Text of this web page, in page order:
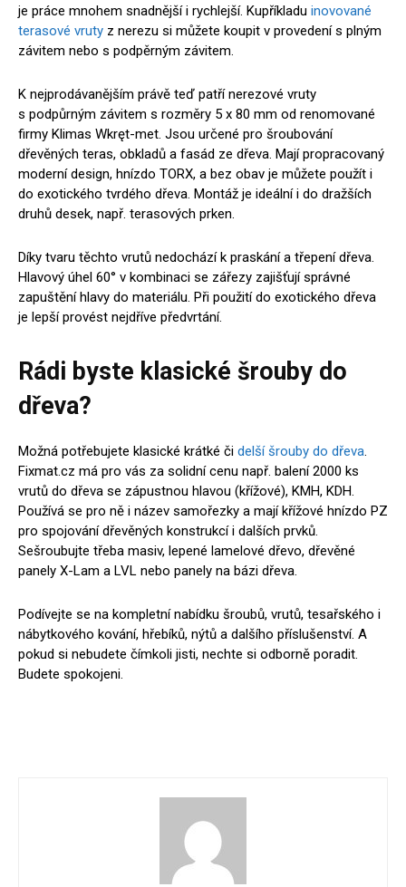
je práce mnohem snadnější i rychlejší. Kupříkladu inovované
terasové vruty z nerezu si můžete koupit v provedení s plným
závitem nebo s podpěrným závitem.
K nejprodávanějším právě teď patří nerezové vruty
s podpůrným závitem s rozměry 5 x 80 mm od renomované
firmy Klimas Wkręt-met. Jsou určené pro šroubování
dřevěných teras, obkladů a fasád ze dřeva. Mají propracovaný
moderní design, hnízdo TORX, a bez obav je můžete použít i
do exotického tvrdého dřeva. Montáž je ideální i do dražších
druhů desek, např. terasových prken.
Díky tvaru těchto vrutů nedochází k praskání a třepení dřeva.
Hlavový úhel 60° v kombinaci se zářezy zajišťují správné
zapuštění hlavy do materiálu. Při použití do exotického dřeva
je lepší provést nejdříve předvrtání.
Rádi byste klasické šrouby do
dřeva?
Možná potřebujete klasické krátké či delší šrouby do dřeva.
Fixmat.cz má pro vás za solidní cenu např. balení 2000 ks
vrutů do dřeva se zápustnou hlavou (křížové), KMH, KDH.
Používá se pro ně i název samořezky a mají křížové hnízdo PZ
pro spojování dřevěných konstrukcí i dalších prvků.
Sešroubujte třeba masiv, lepené lamelové dřevo, dřevěné
panely X-Lam a LVL nebo panely na bázi dřeva.
Podívejte se na kompletní nabídku šroubů, vrutů, tesařského i
nábytkového kování, hřebíků, nýtů a dalšího příslušenství. A
pokud si nebudete čímkoli jisti, nechte si odborně poradit.
Budete spokojeni.